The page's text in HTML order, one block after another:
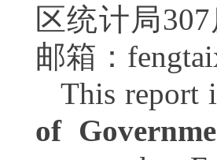
区统计局
邮箱：
This report
of